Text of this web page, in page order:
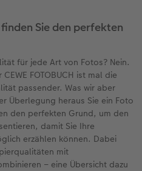
Sie den perfekten
für jede Art von Fotos? Nein.
FOTOBUCH ist mal die
passender. Was wir aber
Überlegung heraus Sie ein Foto
den perfekten Grund, um den
damit Sie Ihre
erzählen können. Dabei
mit
– eine Übersicht dazu